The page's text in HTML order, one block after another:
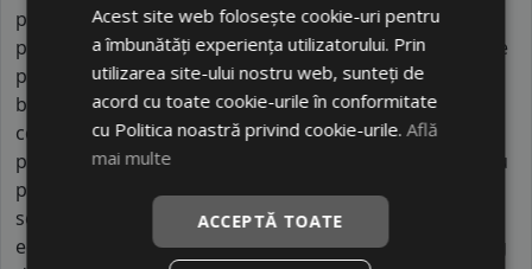
peretelui lateral, o caracteristică tehnică ce oferă o
protecție sporită jantelor împotriva șocurilor mecanice
provocate de borduri sau gropi. În timp ce alte
branduri pun accent doar pe preț, Austone investește
constant în centrul său de cercetare și dezvoltare
pentru a asigura o durată de viață a benzii de rulare cu
până la zece procente mai mare decât media
segmentului, transformându-se într-o soluție
economică pe termen lung pentru șoferii care parcurg
Acest site web folosește cookie-uri pentru
a îmbunătăți experiența utilizatorului. Prin
utilizarea site-ului nostru web, sunteți de
acord cu toate cookie-urile în conformitate
cu Politica noastră privind cookie-urile.Află
mai multe
ACCEPTĂ TOATE